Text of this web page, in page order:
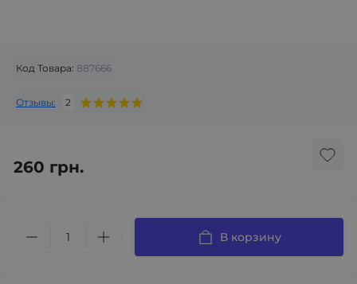
Код Товара: 887666
Отзывы: 2
260 грн.
В корзину